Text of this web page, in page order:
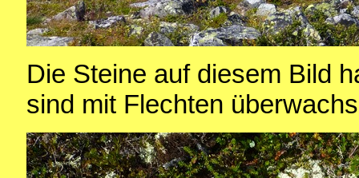
Die Steine auf diesem Bild
sind mit Flechten